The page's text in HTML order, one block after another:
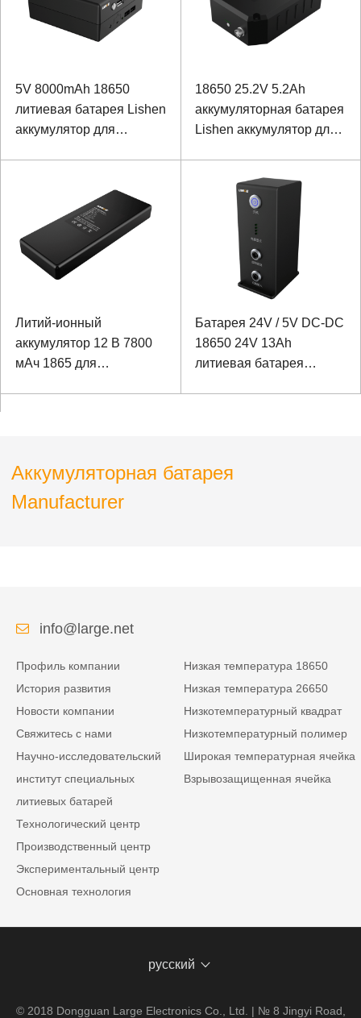
5V 8000mAh 18650
литиевая батарея Lishen
аккумулятор для
18650 25.2V 5.2Ah
аккумуляторная батарея
Lishen аккумулятор для
Литий-ионный
аккумулятор 12 В 7800
мАч 1865 для
Батарея 24V / 5V DC-DC
18650 24V 13Ah
литиевая батарея
Аккумуляторная батарея
Manufacturer
info@large.net
Профиль компании
История развития
Новости компании
Свяжитесь с нами
Научно-исследовательский
институт специальных
литиевых батарей
Технологический центр
Производственный центр
Экспериментальный центр
Основная технология
Низкая температура 18650
Низкая температура 26650
Низкотемпературный квадрат
Низкотемпературный полимер
Широкая температурная ячейка
Взрывозащищенная ячейка
русский
© 2018 Dongguan Large Electronics Co., Ltd. | № 8 Jingyi Road,